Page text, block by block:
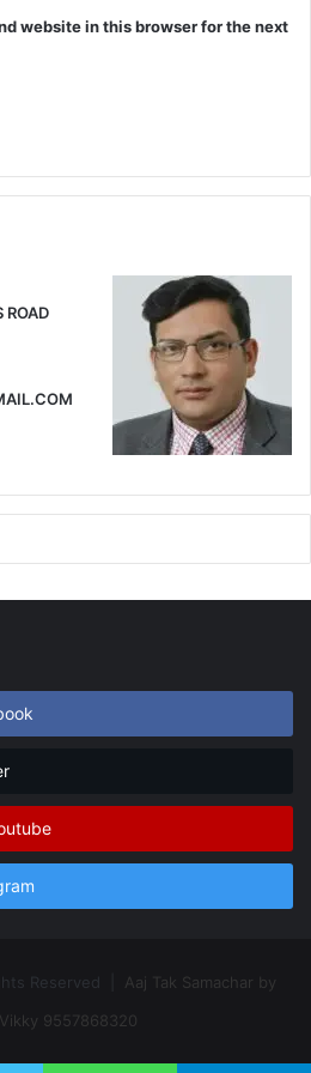
website in this browser for the next
ROAD
Reserved | Aaj Tak Samachar by
9557868320